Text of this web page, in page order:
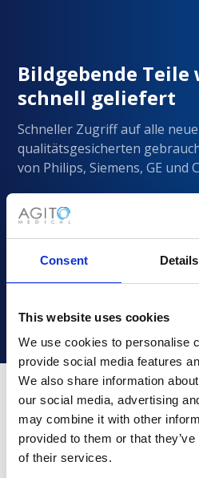
Consent Details
This website uses cookies
We use cookies to personalise
provide social media features
We also share information
our social media, advertising
may combine it with other
provided to them or that
of their services.
Bildgebende Teile
schnell geliefert
Schneller Zugriff auf alle
qualitätsgesicherten
von Philips, Siemens, GE und
Warum sollten
Medical